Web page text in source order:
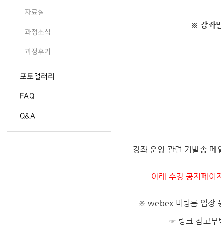
자료실
과정소식
과정후기
포토갤러리
FAQ
Q&A
※ 강좌
강좌 운영 관련 기발송
아래 수강 공지페이
※ webex 미팅룸 입장
☞ 링크 참고부